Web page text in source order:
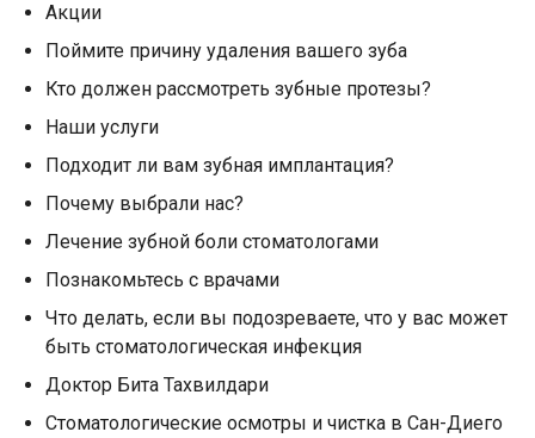
Акции
Поймите причину удаления вашего зуба
Кто должен рассмотреть зубные протезы?
Наши услуги
Подходит ли вам зубная имплантация?
Почему выбрали нас?
Лечение зубной боли стоматологами
Познакомьтесь с врачами
Что делать, если вы подозреваете, что у вас может
быть стоматологическая инфекция
Доктор Бита Тахвилдари
Стоматологические осмотры и чистка в Сан-Диего